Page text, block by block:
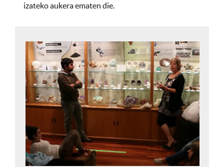
izateko aukera ematen die.